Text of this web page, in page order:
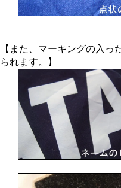
【また、マーキングの入
られます。】